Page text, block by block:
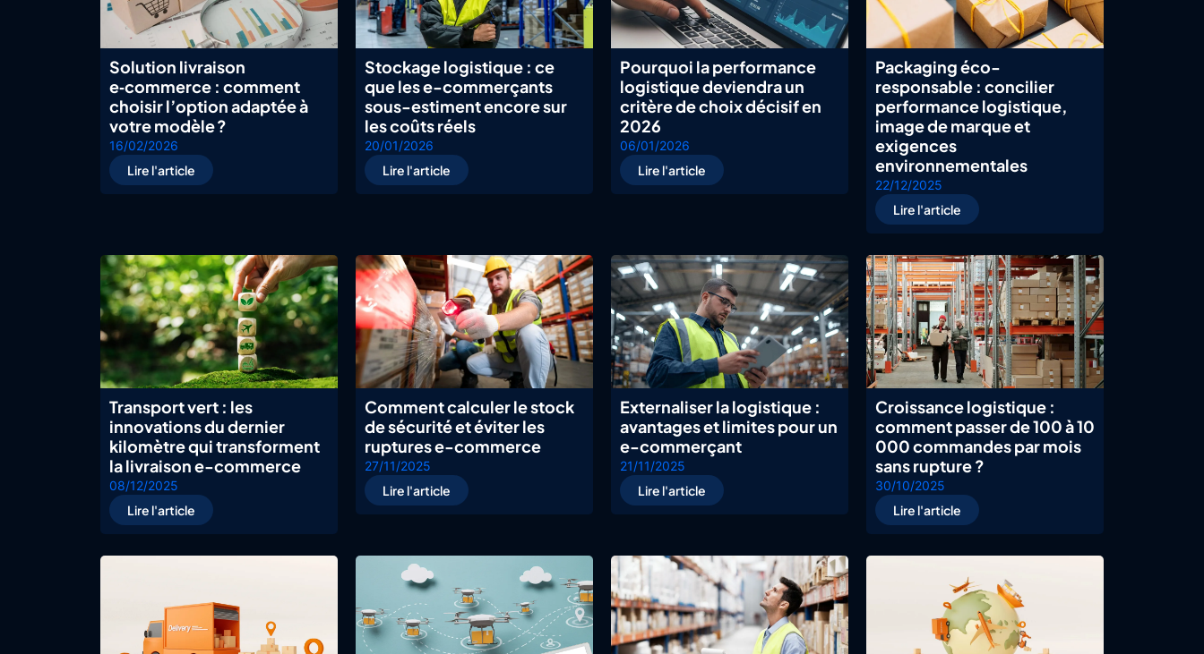
Solution livraison
e‑commerce : comment
choisir l’option adaptée à
votre modèle ?
16/02/2026
Lire l'article
Stockage logistique : ce
que les e-commerçants
sous-estiment encore sur
les coûts réels
20/01/2026
Lire l'article
Pourquoi la performance
logistique deviendra un
critère de choix décisif en
2026
06/01/2026
Lire l'article
Packaging éco-
responsable : concilier
performance logistique,
image de marque et
exigences
environnementales
22/12/2025
Lire l'article
Transport vert : les
innovations du dernier
kilomètre qui transforment
la livraison e-commerce
08/12/2025
Lire l'article
Comment calculer le stock
de sécurité et éviter les
ruptures e-commerce
27/11/2025
Lire l'article
Externaliser la logistique :
avantages et limites pour un
e-commerçant
21/11/2025
Lire l'article
Croissance logistique :
comment passer de 100 à 10
000 commandes par mois
sans rupture ?
30/10/2025
Lire l'article